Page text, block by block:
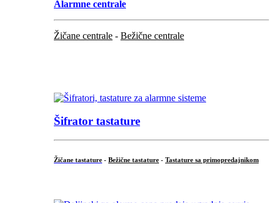
Alarmne centrale
Žičane centrale - Bežične centrale
Šifrator tastature
Žičane tastature - Bežične tastature - Tastature sa primopredajnikom